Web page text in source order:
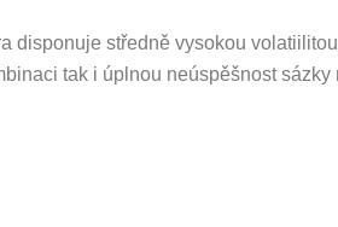
disponuje středně vysokou
tak i úplnou neúspěšnost sázky